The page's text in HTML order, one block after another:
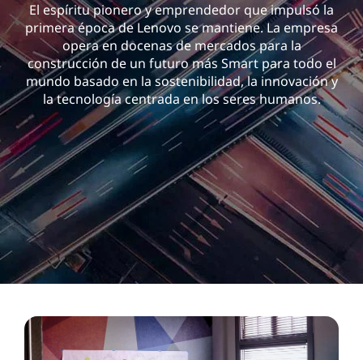
e
n
o
v
o
:
I
n
El espíritu pionero y emprendedor que impulsó la
primera época de Lenovo se mantiene. La empresa
opera en docenas de mercados para la
construcción de un futuro más Smart para todo el
mundo basado en la sostenibilidad, la innovación y
la tecnología centrada en los seres humanos.